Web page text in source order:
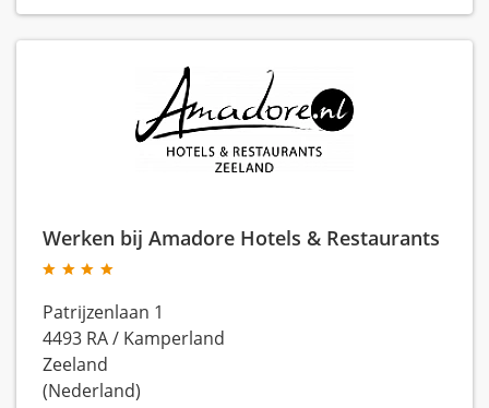
Werken bij Amadore Hotels & Restaurants
Patrijzenlaan 1
4493 RA/ Kamperland
Zeeland
(Nederland)